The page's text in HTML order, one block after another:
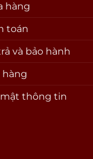
hàng
toán
và bảo hành
hàng
mật thông tin